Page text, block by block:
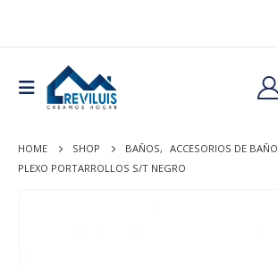
HOME SHOP BAÑOS, ACCESORIOS DE BAÑO
PLEXO PORTARROLLOS S/T NEGRO